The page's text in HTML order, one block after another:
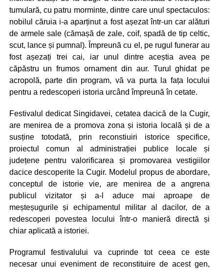
tumulară, cu patru morminte, dintre care unul spectaculos:
nobilul căruia i-a aparținut a fost așezat într-un car alături
de armele sale (cămașă de zale, coif, spadă de tip celtic,
scut, lance și pumnal). Împreună cu el, pe rugul funerar au
fost așezați trei cai, iar unul dintre aceștia avea pe
căpăstru un frumos ornament din aur. Turul ghidat pe
acropolă, parte din program, vă va purta la fața locului
pentru a redescoperi istoria urcând împreună în cetate.
Festivalul dedicat Singidavei, cetatea dacică de la Cugir,
are menirea de a promova zona și istoria locală și de a
susține totodată, prin reconstiuiri istorice specifice,
proiectul comun al administrației publice locale și
județene pentru valorificarea și promovarea vestigiilor
dacice descoperite la Cugir. Modelul propus de abordare,
conceptul de istorie vie, are menirea de a angrena
publicul vizitator și a-l aduce mai aproape de
meșteșugurile și echipamentul militar al dacilor, de a
redescoperi povestea locului într-o manieră directă și
chiar aplicată a istoriei.
Programul festivalului va cuprinde tot ceea ce este
necesar unui eveniment de reconstituire de acest gen,